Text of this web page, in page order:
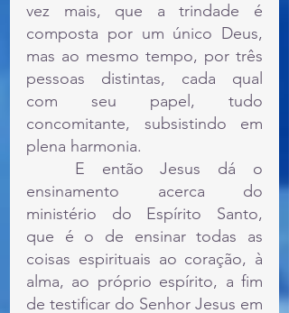
vez mais, que a trindade é
composta por um único Deus,
mas ao mesmo tempo, por três
pessoas distintas, cada qual
com seu papel, tudo
concomitante, subsistindo em
plena harmonia.
ensinamento acerca do
ministério do Espírito Santo,
que é o de ensinar todas as
coisas espirituais ao coração, à
alma, ao próprio espírito, a fim
de testificar do Senhor Jesus em